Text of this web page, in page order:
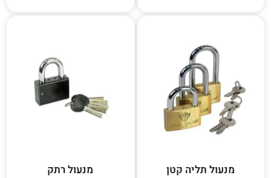
מנעול תליה קטן מנעול רתק